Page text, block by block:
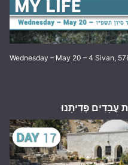
Wednesday – May 20 – 4 Sivan,
עֲבָדִים פְּדִיתָנוּ